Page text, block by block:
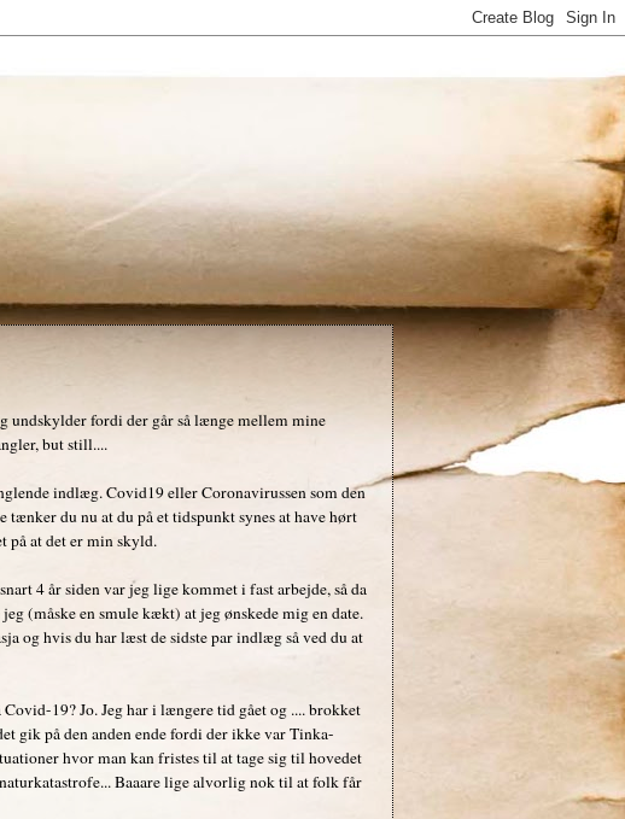
fordi der går så længe mellem mine
but still....
indlæg. Covid19 eller Coronavirussen som den
tænker du nu at du på et tidspunkt synes at have hørt
på at det er min skyld.
4 år siden var jeg lige kommet i fast arbejde, så da
(måske en smule kækt) at jeg ønskede mig en date.
og hvis du har læst de sidste par indlæg så ved du at
19? Jo. Jeg har i længere tid gået og .... brokket
gik på den anden ende fordi der ikke var Tinka-
hvor man kan fristes til at tage sig til hovedet
Baaare lige alvorlig nok til at folk får